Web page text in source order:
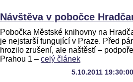
Návštěva v pobočce
Pobočka Městské knihovny na
je nejstarší fungující v Praze. Před
hrozilo zrušení, ale naštěstí –
Prahou 1 – celý článek
5.10.2011